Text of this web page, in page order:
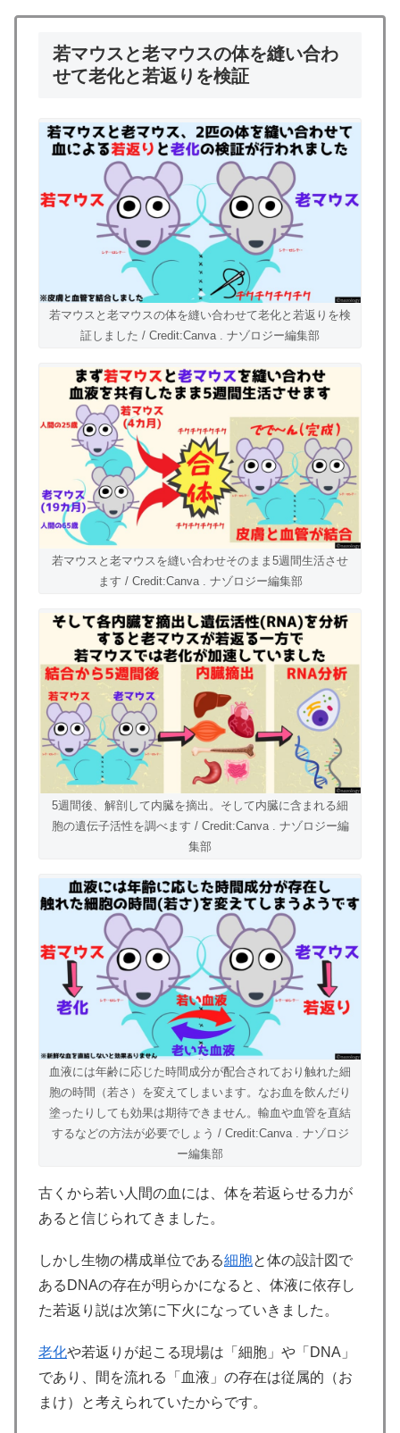
若マウスと老マウスの体を縫い合わ
せて老化と若返りを検証
若マウスと老マウスの体を縫い合わせて老化と若返りを検
証しました / Credit:Canva . ナゾロジー編集部
若マウスと老マウスを縫い合わせそのまま5週間生活させ
ます / Credit:Canva . ナゾロジー編集部
5週間後、解剖して内臓を摘出。そして内臓に含まれる細
胞の遺伝子活性を調べます / Credit:Canva . ナゾロジー編
集部
血液には年齢に応じた時間成分が配合されており触れた細
胞の時間（若さ）を変えてしまいます。なお血を飲んだり
塗ったりしても効果は期待できません。輸血や血管を直結
するなどの方法が必要でしょう / Credit:Canva . ナゾロジ
ー編集部
古くから若い人間の血には、体を若返らせる力が
あると信じられてきました。
しかし生物の構成単位である細胞と体の設計図で
あるDNAの存在が明らかになると、体液に依存し
た若返り説は次第に下火になっていきました。
老化や若返りが起こる現場は「細胞」や「DNA」
であり、間を流れる「血液」の存在は従属的（お
まけ）と考えられていたからです。